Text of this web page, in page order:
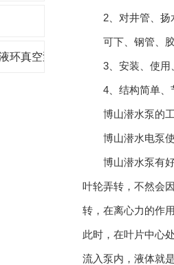
环真空泵及压缩机
2、对井管、扬水
可下、钢管、胶
3、安装、使用
4、结构简单、
博山潜水泵的工
博山潜水电泵使
博山潜水泵有好
叶轮弄转，不然会
转，在离心力的作
此时，在叶片中心
流入泵内，液体就